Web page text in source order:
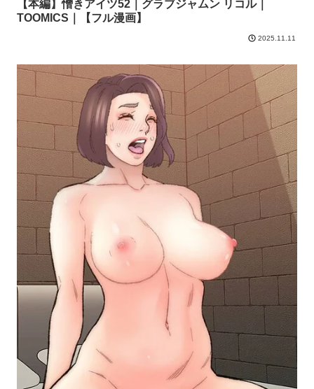
【本編】憎きアイツ52｜グラブジャムン リコル｜
TOOMICS｜【フル漫画】
2025.11.11